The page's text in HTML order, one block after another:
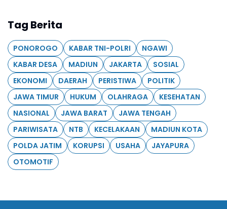
Tag Berita
PONOROGO KABAR TNI-POLRI
NGAWI
KABAR DESA
MADIUN JAKARTA
SOSIAL
EKONOMI
DAERAH PERISTIWA
POLITIK
JAWA TIMUR
HUKUM OLAHRAGA
KESEHATAN
NASIONAL
JAWA BARAT
JAWA TENGAH
PARIWISATA
NTB KECELAKAAN
MADIUN KOTA
POLDA JATIM
KORUPSI USAHA
JAYAPURA
OTOMOTIF